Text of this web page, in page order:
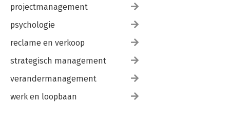
projectmanagement
psychologie
reclame en verkoop
strategisch management
verandermanagement
werk en loopbaan